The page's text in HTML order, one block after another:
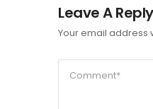
Leave A Reply
Your email address